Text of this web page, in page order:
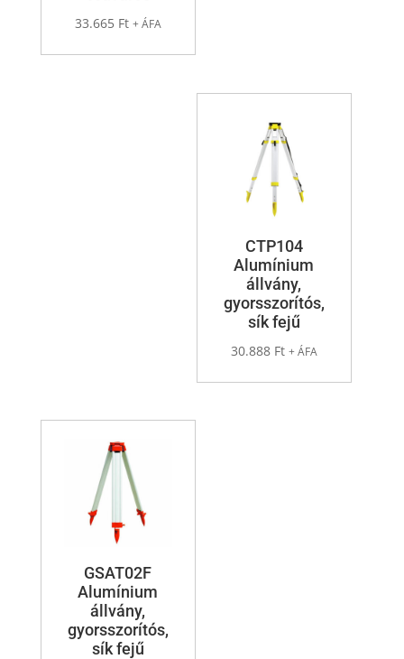
33.665 Ft + ÁFA
CTP104
Alumínium
állvány,
gyorsszorítós,
sík fejű
30.888 Ft + ÁFA
GSAT02F
Alumínium
állvány,
gyorsszorítós,
sík fejű